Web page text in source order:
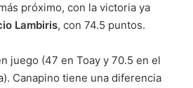
próximo, con la victoria ya
Lambiris, con 74.5 puntos.
juego (47 en Toay y 70.5 en el
Canapino tiene una diferencia